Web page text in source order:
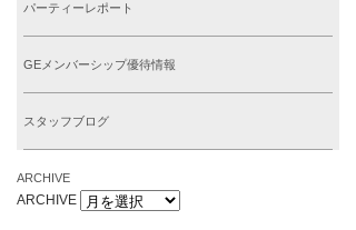
パーティーレポート
GEメンバーシップ優待情報
スタッフブログ
ARCHIVE
ARCHIVE